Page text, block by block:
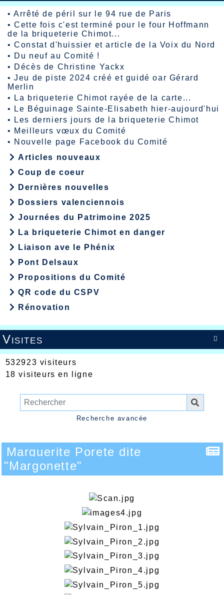
•Arrêté de péril sur le 94 rue de Paris
•Cette fois c'est terminé pour le four Hoffmann
de la briqueterie Chimot...
•Constat d'huissier et article de la Voix du Nord
• Du neuf au Comité !
• Décès de Christine Yackx
•Jeu de piste 2024 créé et guidé oar Gérard
Merlin
•
La briqueterie Chimot rayée de la carte...
•
Le Béguinage Sainte-Elisabeth hier-aujourd'hui
•
Les derniers jours de la briqueterie Chimot
• Meilleurs vœux du Comité
• Nouvelle page Facebook du Comité
Articles nouveaux
Coup de coeur
Dernières nouvelles
Dossiers valenciennois
Journées du Patrimoine 2025
La briqueterie Chimot en danger
Liaison ave le Phénix
Pont Delsaux
Propositions du Comité
QR code du CSPV
Rénovation

Visites
532923 visiteurs
18 visiteurs en ligne
Recherche avancée
Marguerite Porete dite
"Margonette"